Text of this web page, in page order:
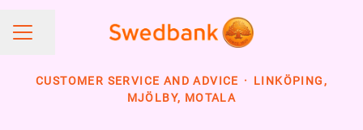
CAREER MENU
Share page
CUSTOMER SERVICE AND ADVICE ·
LINKÖPING,
MJÖLBY, MOTALA